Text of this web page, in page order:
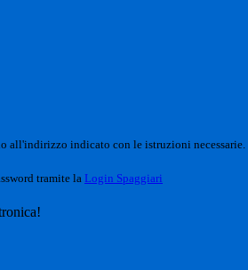
all'indirizzo indicato con le istruzioni necessarie.
tramite la Login Spaggiari